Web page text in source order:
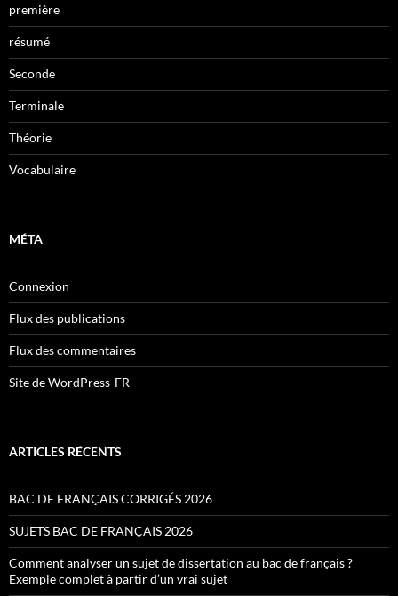
première
résumé
Seconde
Terminale
Théorie
Vocabulaire
MÉTA
Connexion
Flux des publications
Flux des commentaires
Site de WordPress-FR
ARTICLES RÉCENTS
BAC DE FRANÇAIS CORRIGÉS 2026
SUJETS BAC DE FRANÇAIS 2026
Comment analyser un sujet de dissertation au bac de français ?
Exemple complet à partir d’un vrai sujet